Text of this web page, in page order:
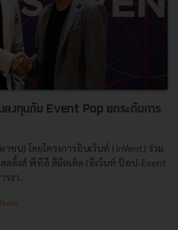
งทุนกับ Event Pop ยกระดับการ
ชน) โดยโครงการอินเว้นท์ (InVent) ร่วม
ดิ้งส์ พีทีอี ลิมิตเต็ด (อีเว้นท์ ป็อป-Event
า...